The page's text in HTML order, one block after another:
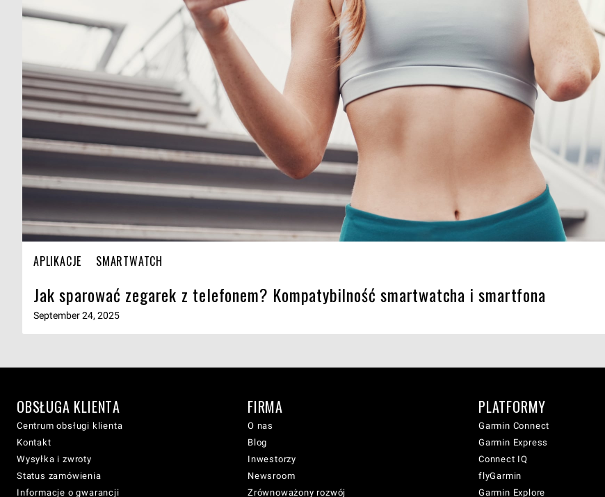
APLIKACJE SMARTWATCH
Jak sparować zegarek z telefonem? Kompatybilność smartwatcha i smartfona
September 24, 2025
OBSŁUGA KLIENTA
Centrum obsługi klienta
Kontakt
Wysyłka i zwroty
Status zamówienia
Informacje o gwarancji
FIRMA
O nas
Blog
Inwestorzy
Newsroom
Zrównoważony rozwój
PLATFORMY
Garmin Connect
Garmin Express
Connect IQ
flyGarmin
Garmin Explore